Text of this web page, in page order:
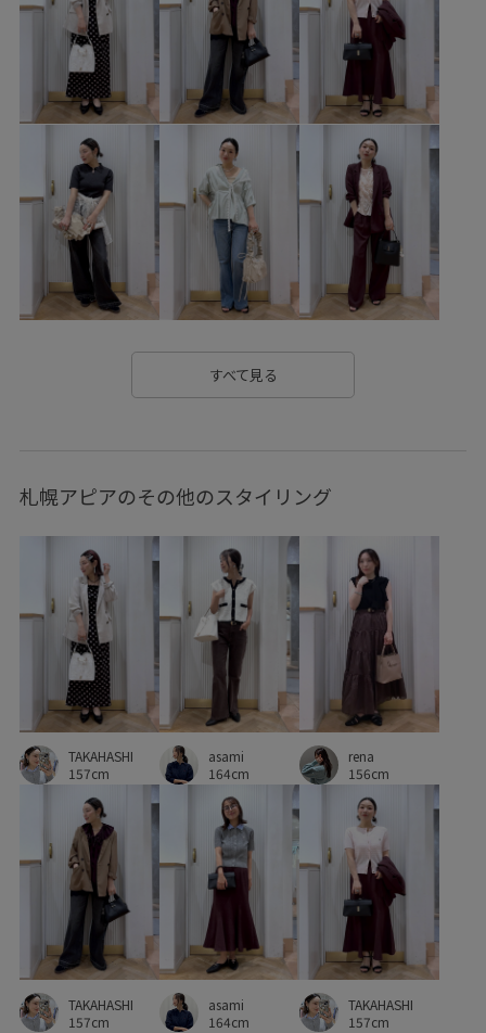
ショルダーバッグ シューズ パンプス BVA36020
BVF16080 BVH16210 BVS16170 BVV36110
BVX36040 26officecasual 26SSceremony
2WAYで使える Aライン outer_pickup
Ssize_akisuda Tシャツ vis_26ss_summergoods
vis_26ss_summertops vis_br31 VIS_ceremony_2026
vis_junetops vis_okazakisae_june vis_okazakisae_may
VIS_smallsize Wbag_pickup Wpickup_items
きちんと感
さらっとした素材 さらりとした イージーケア
オーバーサイズ オールシーズン カジュアル
カラーバリエーション豊富 クッション
コントラスト サテン シャツ シャツ地
シンプルコーデ ジャケット スカート
スキニーシルエット スタイルアップ スッキリ
ストッキング ストレスフリー ストレートデニム
ストレートパンツ スラックス セットアップ
ソフトタッチ チェック柄 チャンキーヒール
チュニック チュニック丈 ツイード素材 テーパード
デイリーで活躍 デニム生地 ビスチェ フィット感
フリル ブラウス ベーシック ボウタイ
ボリューム感 ポインテッドトゥ ポリエステル
マニッシュ マルチに活躍 マーメイドスカート
すべて見る
札幌アピアのその他のスタイリング
TAKAHASHI
157cm
asami
164cm
rena
156cm
TAKAHASHI
157cm
asami
164cm
TAKAHASHI
157cm